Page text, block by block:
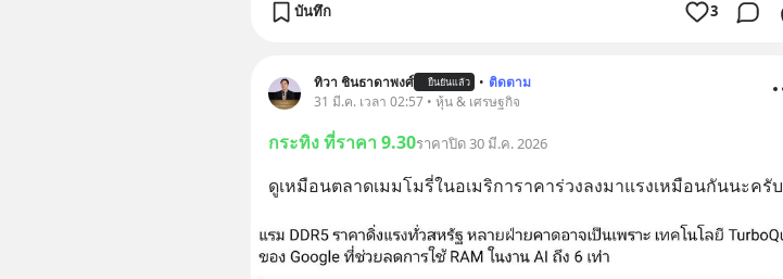
บันทึก 3
ทิวา ชินธาดาพงศ์ ยืนยันแล้ว • ติดตาม
31 มี.ค. เวลา 02:57 • หุ้น & เศรษฐกิจ
กระทิง ที่ราคา 9.30ราคาปิด 30 มี.ค. 2026
ดูเหมือนตลาดเมมโมรี่ในอเมริการาคาร่วงลงมาแรงเหมือนกันนะครับ